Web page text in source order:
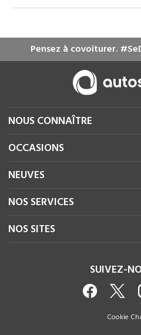
Pensez à covoiturer.
NOUS CONNAÎTRE
OCCASIONS
NEUVES
NOS SERVICES
NOS SITES
SUIVEZ-
Cookie